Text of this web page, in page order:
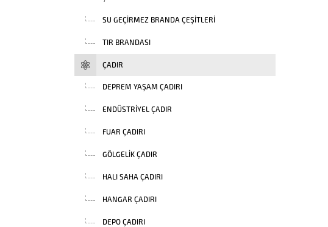
SU GEÇIRMEZ BRANDA ÇEŞITLERI
TIR BRANDASI
ÇADIR
DEPREM YAŞAM ÇADIRI
ENDÜSTRIYEL ÇADIR
FUAR ÇADIRI
GÖLGELIK ÇADIR
HALI SAHA ÇADIRI
HANGAR ÇADIRI
DEPO ÇADIRI